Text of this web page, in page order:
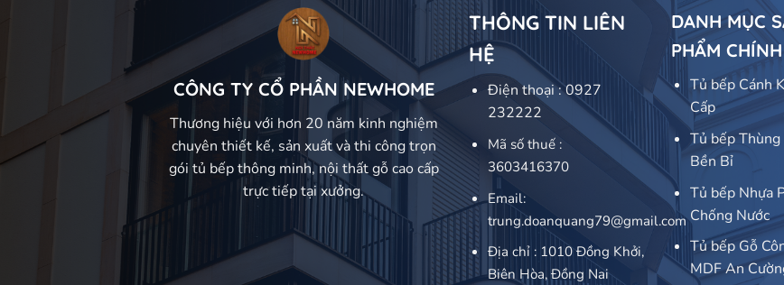
CÔNG TY CỔ PHẦN NEWHOME
Thương hiệu với hơn 20 năm kinh nghiệm
chuyên thiết kế, sản xuất và thi công trọn
gói tủ bếp thông minh, nội thất gỗ cao cấp
trực tiếp tại xưởng.
THÔNG TIN LIÊN
HỆ
Điện thoại :0927
232222
Mã số thuế :
3603416370
Email:
trung.doanquang79@gmail.com
Địa chỉ : 1010 Đồng Khởi,
Biên Hòa, Đồng Nai
DANH MỤC
PHẨM CHÍNH
Tủ bếp Cánh
Cấp
Tủ bếp
Bền Bỉ
Tủ bếp Nhựa
Chống Nước
Tủ bếp Gỗ
MDF An